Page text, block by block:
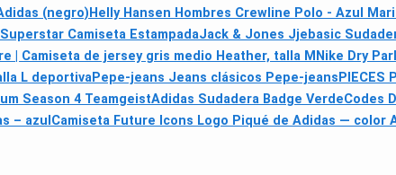
(negro) Helly Hansen Hombres Crewline Polo - Azul
Camiseta EstampadaJack & Jones Jjebasic
| Camiseta de jersey gris medio Heather, talla M Nike Dry
L deportivaPepe-jeans Jeans clásicos Pepe-jeans PIECES
Season 4 TeamgeistAdidas Sudadera Badge VerdeCodes
– azul Camiseta Future Icons Logo Piqué de Adidas — color